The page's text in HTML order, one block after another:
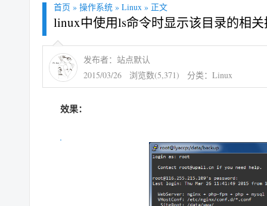
首页 » 操作系统 » Linux » 正文
linux中使用ls命令时显示该目录的相
发布者：站点默认
2015/03/26
浏览数(5,371) 分类： Linux
效果：